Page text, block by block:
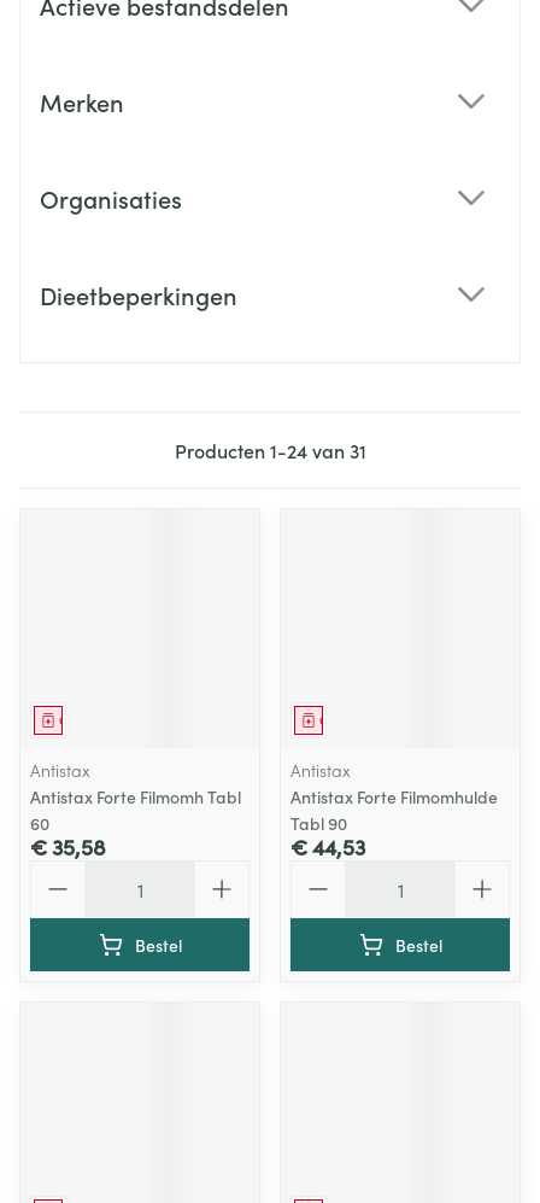
Merken
Organisaties
Dieetbeperkingen
Producten1-24van31
Geneesmiddel
Antistax
Antistax Forte Filmomh Tabl
60
€ 35,58
Bestel
Geneesmiddel
Antistax
Antistax Forte Filmomhulde
Tabl 90
€ 44,53
Bestel